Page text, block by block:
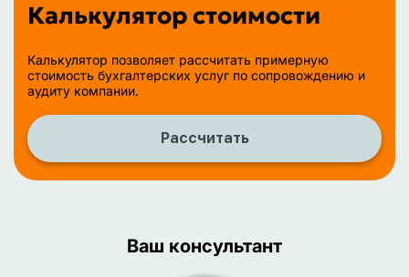
Калькулятор стоимости
Калькулятор позволяет рассчитать примерную
стоимость бухгалтерских услуг по сопровождению и
аудиту компании.
Рассчитать
Ваш консультант